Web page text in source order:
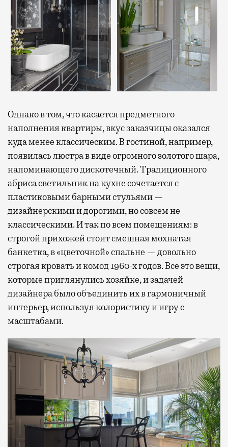
Однако в том, что касается предметного
наполнения квартиры, вкус заказчицы оказался
куда менее классическим. В гостиной, например,
появилась люстра в виде огромного золотого шара,
напоминающего дискотечный. Традиционного
абриса светильник на кухне сочетается с
пластиковыми барными стульями —
дизайнерскими и дорогими, но совсем не
классическими. И так по всем помещениям: в
строгой прихожей стоит смешная мохнатая
банкетка, в «цветочной» спальне — довольно
строгая кровать и комод 1960-х годов. Все это вещи,
которые приглянулись хозяйке, и задачей
дизайнера было объединить их в гармоничный
интерьер, используя колористику и игру с
масштабами.